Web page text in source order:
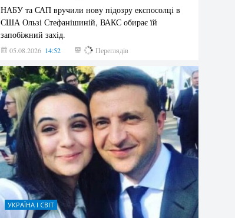
НАБУ та САП вручили нову підозру експосолці в
США Ользі Стефанішиній, ВАКС обирає їй
запобіжний захід.
05.08.2026 14:52 154 Переглядів
УКРАЇНА І СВІТ